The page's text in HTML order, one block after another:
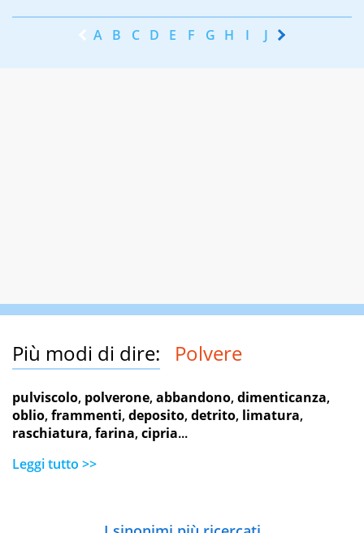
A B C D E F G H I J K
Più modi di dire: Polvere
pulviscolo, polverone,abbandono,dimenticanza,
oblio,frammenti,deposito,detrito, limatura,
raschiatura,farina,cipria...
Leggi tutto >>